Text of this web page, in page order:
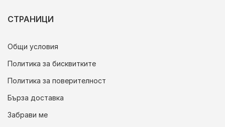
СТРАНИЦИ
Общи условия
Политика за бисквитките
Политика за поверителност
Бърза доставка
Забрави ме